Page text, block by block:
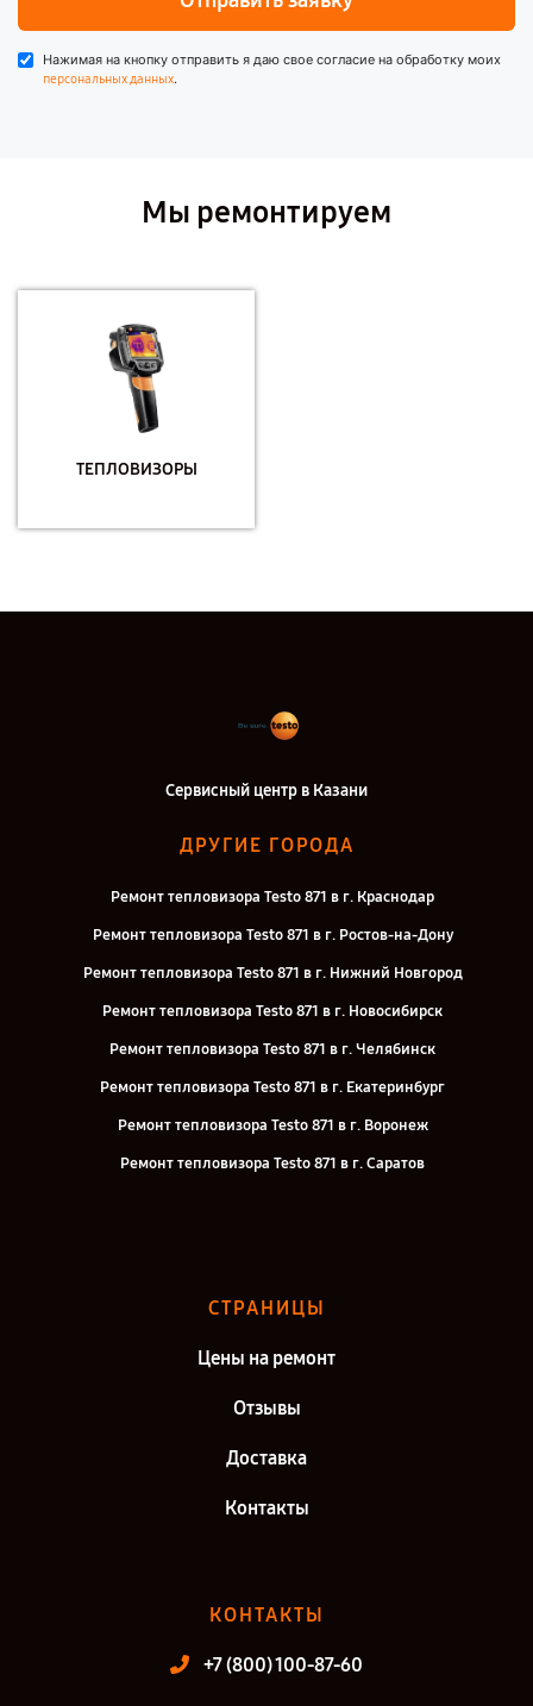
Нажимая на кнопку отправить я даю свое согласие на обработку моих
персональных данных.
Мы ремонтируем
ТЕПЛОВИЗОРЫ
Сервисный центр в Казани
ДРУГИЕ ГОРОДА
Ремонт тепловизора Testo 871 в г. Краснодар
Ремонт тепловизора Testo 871 в г. Ростов-на-Дону
Ремонт тепловизора Testo 871 в г. Нижний Новгород
Ремонт тепловизора Testo 871 в г. Новосибирск
Ремонт тепловизора Testo 871 в г. Челябинск
Ремонт тепловизора Testo 871 в г. Екатеринбург
Ремонт тепловизора Testo 871 в г. Воронеж
Ремонт тепловизора Testo 871 в г. Саратов
Ремонт тепловизора Testo 871 в г. Санкт-Петербург
СТРАНИЦЫ
Цены на ремонт
Отзывы
Доставка
Контакты
КОНТАКТЫ
+7 (800) 100-87-60